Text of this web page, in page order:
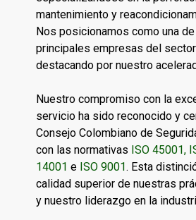
mantenimiento y
Nos posicionamos como una
principales empresas del
destacando por nuestro
Nuestro compromiso con la
servicio ha sido reconocido y
Consejo Colombiano de
con las normativas ISO 45001,
14001 e ISO 9001. Esta
calidad superior de nuestras
y nuestro liderazgo en la